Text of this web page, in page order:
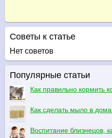
Советы к статье
Нет советов
Популярные статьи
Как правильно кормить
Как сделать мыло в
Воспитание близнецов,